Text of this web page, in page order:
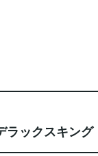
ラックスキング